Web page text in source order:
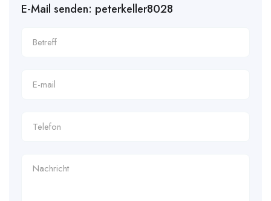
E-Mail senden: peterkeller8028